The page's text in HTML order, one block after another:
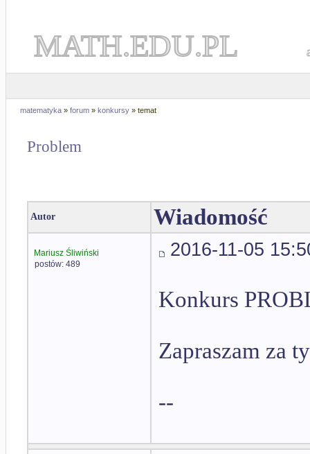
MATH.EDU.PL
matematyka » forum » konkursy » temat
Problem
Autor Wiadomość
Mariusz Śliwiński
postów: 489
2016-11-05
Konkurs
Zapraszam za
--